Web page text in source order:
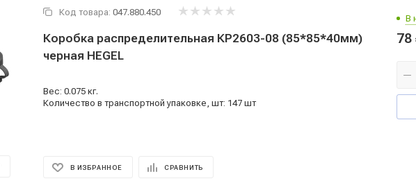
Код товара: 047.880.450
Коробка распределительная КР2603-08 (85*85*40мм)
черная HEGEL
Вес: 0.075 кг.
Количество в транспортной упаковке, шт: 147 шт
В ИЗБРАННОЕ СРАВНИТЬ
В
78